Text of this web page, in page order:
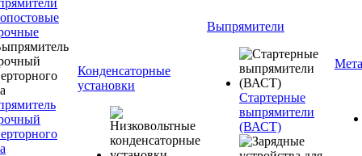
Конденсаторные
установки
Выпрямители
Стартерные
выпрямители
(ВАСТ)